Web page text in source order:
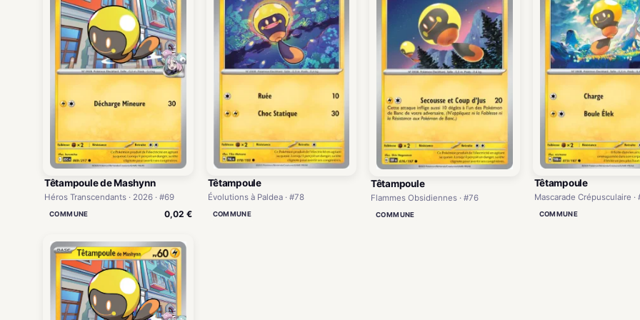
Têtampoule de Mashynn
Héros Transcendants · 2026 · #69
COMMUNE 0,02 €
Têtampoule
Évolutions à Paldea · #78
COMMUNE
Têtampoule
Flammes Obsidiennes · #76
COMMUNE
Têtampoule
Mascarade Crépusculaire ·
COMMUNE